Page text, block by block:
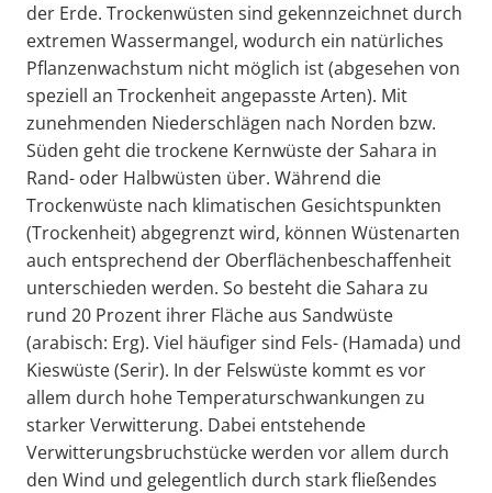
der Erde. Trockenwüsten sind gekennzeichnet durch
extremen Wassermangel, wodurch ein natürliches
Pflanzenwachstum nicht möglich ist (abgesehen von
speziell an Trockenheit angepasste Arten). Mit
zunehmenden Niederschlägen nach Norden bzw.
Süden geht die trockene Kernwüste der Sahara in
Rand- oder Halbwüsten über. Während die
Trockenwüste nach klimatischen Gesichtspunkten
(Trockenheit) abgegrenzt wird, können Wüstenarten
auch entsprechend der Oberflächenbeschaffenheit
unterschieden werden. So besteht die Sahara zu
rund 20 Prozent ihrer Fläche aus Sandwüste
(arabisch: Erg). Viel häufiger sind Fels- (Hamada) und
Kieswüste (Serir). In der Felswüste kommt es vor
allem durch hohe Temperaturschwankungen zu
starker Verwitterung. Dabei entstehende
Verwitterungsbruchstücke werden vor allem durch
den Wind und gelegentlich durch stark fließendes